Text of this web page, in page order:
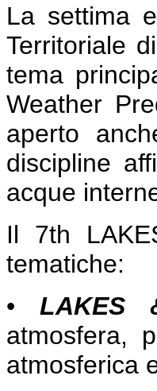
La settima
Territoriale
tema
Weather
aperto
discipline
acque
Il 7th
tematiche:
• LAKES
atmosfera,
atmosferica